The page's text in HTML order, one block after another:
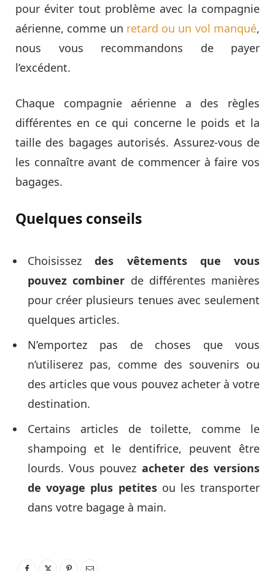
pour éviter tout problème avec la compagnie
aérienne, comme un retard ou un vol manqué,
nous vous recommandons de payer
l’excédent.
Chaque compagnie aérienne a des règles
différentes en ce qui concerne le poids et la
taille des bagages autorisés. Assurez-vous de
les connaître avant de commencer à faire vos
bagages.
Quelques conseils
Choisissezdes vêtements que vous
pouvez combiner de différentes manières
pour créer plusieurs tenues avec seulement
quelques articles.
N’emportez pas de choses que vous
n’utiliserez pas, comme des souvenirs ou
des articles que vous pouvez acheter à votre
destination.
Certains articles de toilette, comme le
shampoing et le dentifrice, peuvent être
lourds. Vous pouvez acheter des versions
de voyage plus petitesou les transporter
dans votre bagage à main.